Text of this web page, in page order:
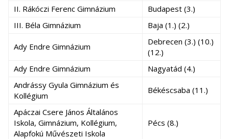
II. Rákóczi Ferenc Gimnázium
Budapest (3.)
III. Béla Gimnázium
Baja (1.) (2.)
Ady Endre Gimnázium
Debrecen (3.) (10.)
(12.)
Ady Endre Gimnázium
Nagyatád (4.)
Andrássy Gyula Gimnázium és
Kollégium
Békéscsaba (11.)
Apáczai Csere János Általános
Iskola, Gimnázium, Kollégium,
Alapfokú Művészeti Iskola
Pécs (8.)